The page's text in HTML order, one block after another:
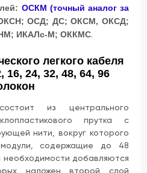
ОСКМ (точный аналог за
ОСД; ДС; ОКСМ, ОКСД;
ИКАЛс-М; ОККМС.
легкого кабеля
24, 32, 48, 64, 96
из центрального
прутка с
нити, вокруг которого
содержащие до 48
необходимости добавляются
наложен второй слой